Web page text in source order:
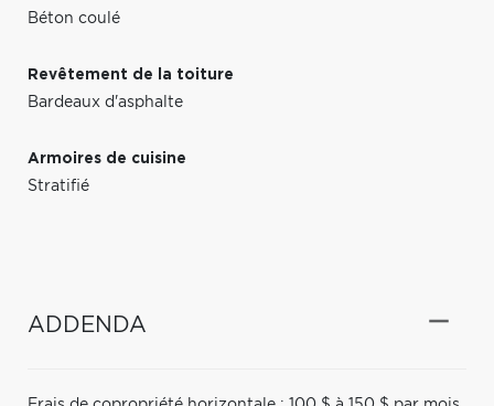
Béton coulé
Revêtement de la toiture
Bardeaux d'asphalte
Armoires de cuisine
Stratifié
ADDENDA